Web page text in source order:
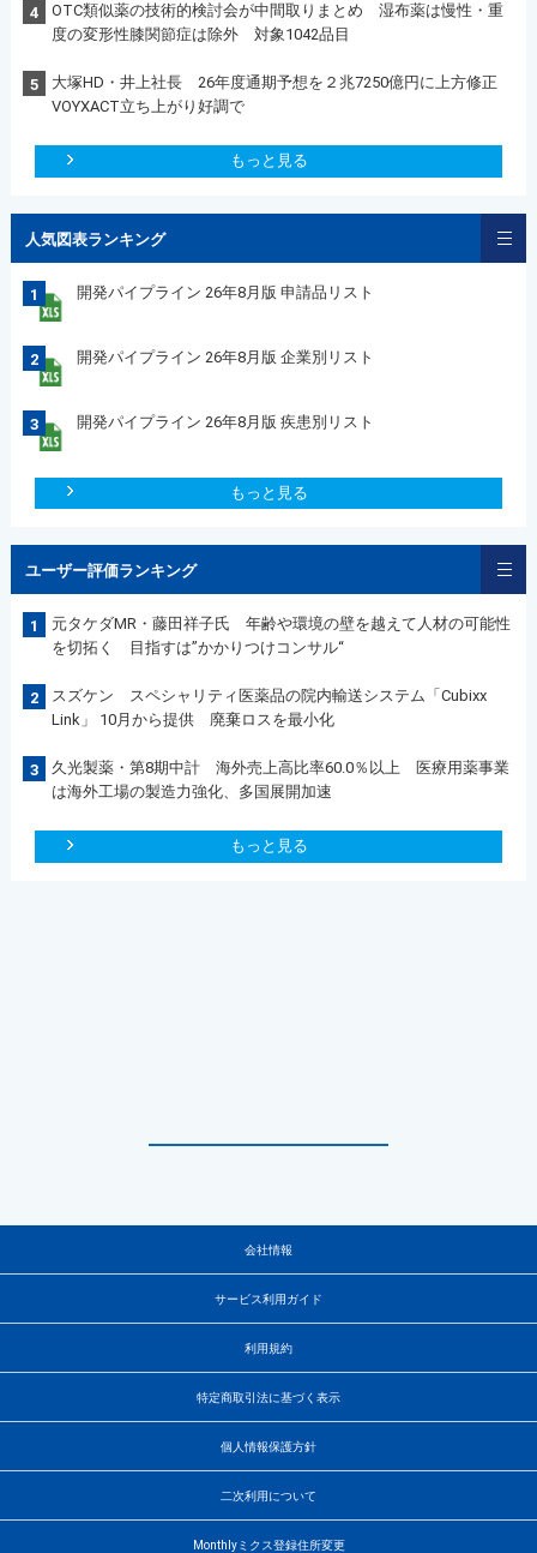
4
OTC類似薬の技術的検討会が中間取りまとめ 湿布薬は慢性・重
度の変形性膝関節症は除外 対象1042品目
5
大塚HD・井上社長 26年度通期予想を２兆7250億円に上方修正
VOYXACT立ち上がり好調で
もっと見る
人気図表ランキング
1 開発パイプライン 26年8月版 申請品リスト
2 開発パイプライン 26年8月版 企業別リスト
3 開発パイプライン 26年8月版 疾患別リスト
もっと見る
ユーザー評価ランキング
1
元タケダMR・藤田祥子氏 年齢や環境の壁を越えて人材の可能性
を切拓く 目指すは”かかりつけコンサル“
2
スズケン スペシャリティ医薬品の院内輸送システム「Cubixx
Link」 10月から提供 廃棄ロスを最小化
3
久光製薬・第8期中計 海外売上高比率60.0％以上 医療用薬事業
は海外工場の製造力強化、多国展開加速
もっと見る
会社情報
サービス利用ガイド
利用規約
特定商取引法に基づく表示
個人情報保護方針
二次利用について
Monthlyミクス登録住所変更